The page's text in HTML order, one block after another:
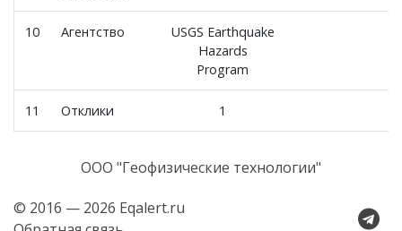
10 Агентство
USGS Earthquake
Hazards
Program
11 Отклики 1
© 2016 — 2026 Eqalert.ru
ООО "Геофизические технологии"